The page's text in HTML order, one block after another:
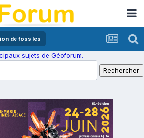
de fossiles
sujets de Géoforum.